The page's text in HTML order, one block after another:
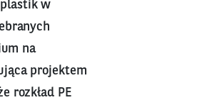
w
na
projektem
rozkład PE